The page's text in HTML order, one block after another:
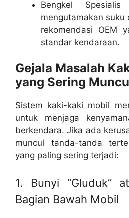
Bengkel
mengutamakan suku
rekomendasi OEM
standar kendaraan.
Gejala Masalah
yang Sering
Sistem kaki-kaki mobil
untuk menjaga
berkendara. Jika ada
muncul tanda-tanda
yang paling sering terjadi:
1. Bunyi “Gluduk”
Bagian Bawah Mobil